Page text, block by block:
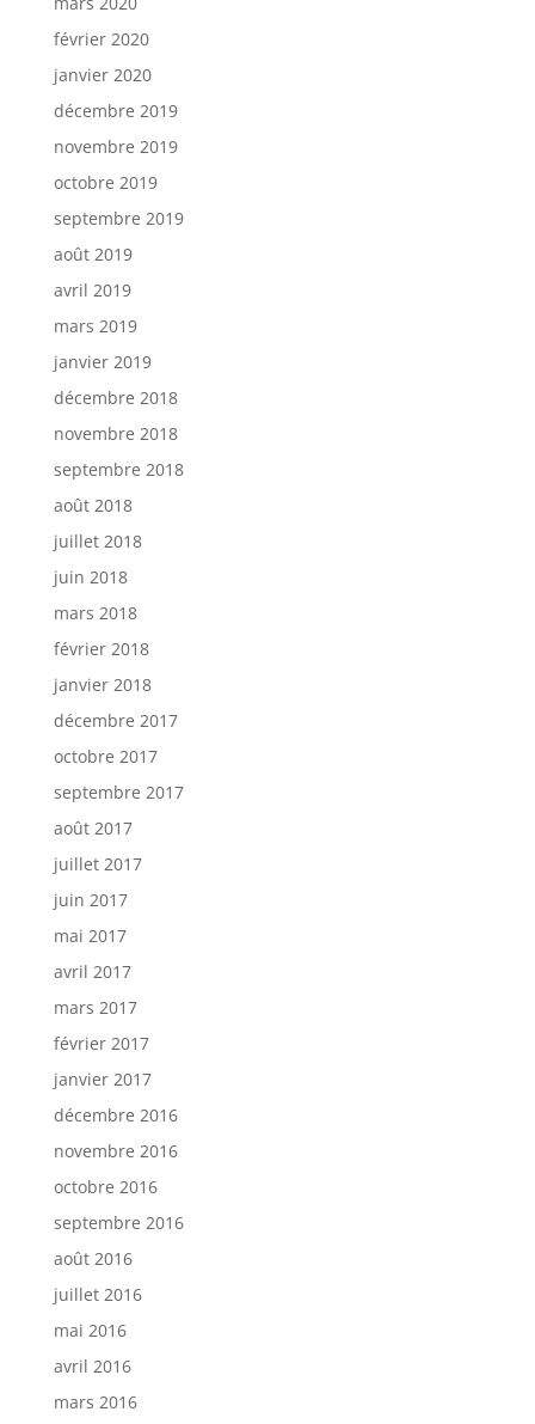
février 2020
janvier 2020
décembre 2019
novembre 2019
octobre 2019
septembre 2019
août 2019
avril 2019
mars 2019
janvier 2019
décembre 2018
novembre 2018
septembre 2018
août 2018
juillet 2018
juin 2018
mars 2018
février 2018
janvier 2018
décembre 2017
octobre 2017
septembre 2017
août 2017
juillet 2017
juin 2017
mai 2017
avril 2017
mars 2017
février 2017
janvier 2017
décembre 2016
novembre 2016
octobre 2016
septembre 2016
août 2016
juillet 2016
mai 2016
avril 2016
mars 2016